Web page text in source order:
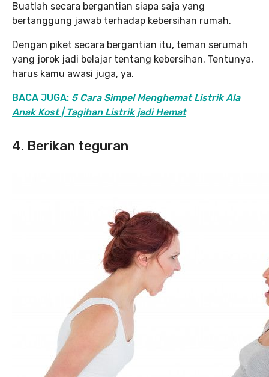
Buatlah secara bergantian siapa saja yang
bertanggung jawab terhadap kebersihan rumah.
Dengan piket secara bergantian itu, teman serumah
yang jorok jadi belajar tentang kebersihan. Tentunya,
harus kamu awasi juga, ya.
BACA JUGA: 5 Cara Simpel Menghemat Listrik Ala
Anak Kost | Tagihan Listrik jadi Hemat
4. Berikan teguran